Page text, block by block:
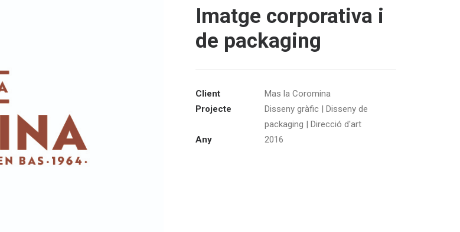
Imatge corporativa i
de packaging
Client
Mas la Coromina
Projecte
Disseny gràfic | Disseny de
packaging | Direcció d'art
Any
2016